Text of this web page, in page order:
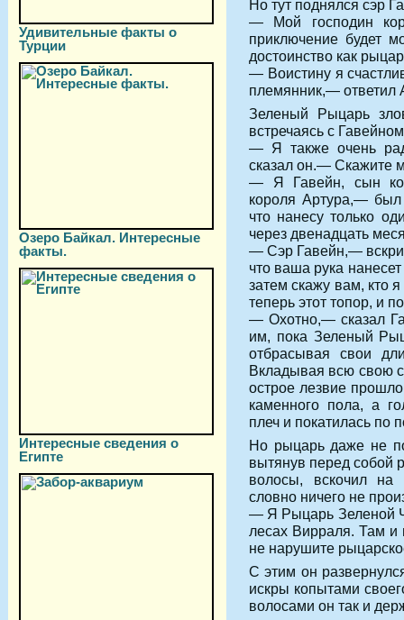
Удивительные факты о
Турции
Озеро Байкал. Интересные
факты.
Интересные сведения о
Египте
Но тут поднялся сэр
— Мой господин
приключение будет
достоинство как
— Воистину я
племянник,— ответил
Зеленый Рыцарь
встречаясь с
— Я также очень
сказал он.— Скажите
— Я Гавейн, сын
короля Артура,— был
что нанесу только
через двенадцать
— Сэр Гавейн,—
что ваша рука
затем скажу вам, кто
теперь этот топор, и
— Охотно,— сказал
им, пока Зеленый
отбрасывая свои
Вкладывая всю свою
острое лезвие
каменного пола, а
плеч и покатилась по
Но рыцарь даже не
вытянув перед собой
волосы, вскочил на
словно ничего не
— Я Рыцарь Зеленой
лесах Вирраля. Там и
не нарушите
С этим он
искры копытами
волосами он так и